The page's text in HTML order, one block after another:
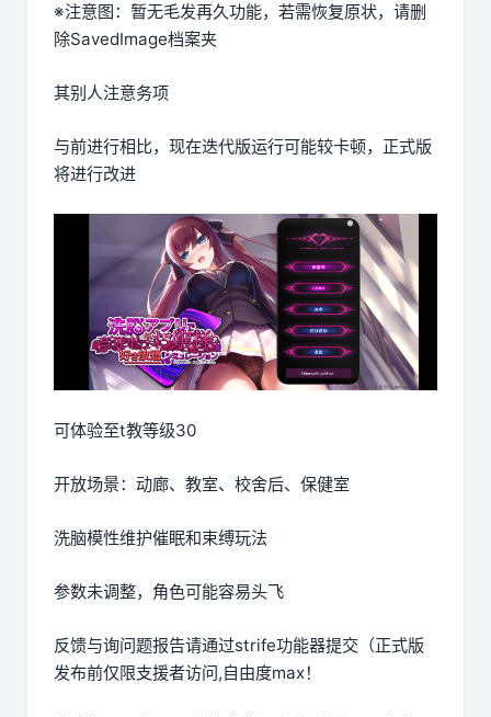
※注意图：暂无毛发再久功能，若需恢复原状，请删
除SavedImage档案夹
其别人注意务项
与前进行相比，现在迭代版运行可能较卡顿，正式版
将进行改进
可体验至t教等级30
开放场景：动廊、教室、校舍后、保健室
洗脑模性维护催眠和束缚玩法
参数未调整，角色可能容易头飞
反馈与询问题报告请通过strife功能器提交（正式版
发布前仅限支援者访问,自由度max！